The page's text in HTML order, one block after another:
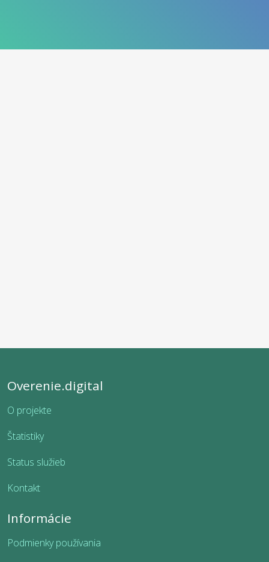
Overenie.digital
O projekte
Štatistiky
Status služieb
Kontakt
Informácie
Podmienky používania